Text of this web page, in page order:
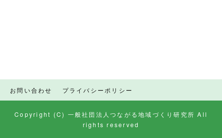
お問い合わせ プライバシーポリシー
Copyright (C) 一般社団法人つながる地域づくり研究所 All
rights reserved